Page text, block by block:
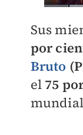
Sus
por
Bruto
el75